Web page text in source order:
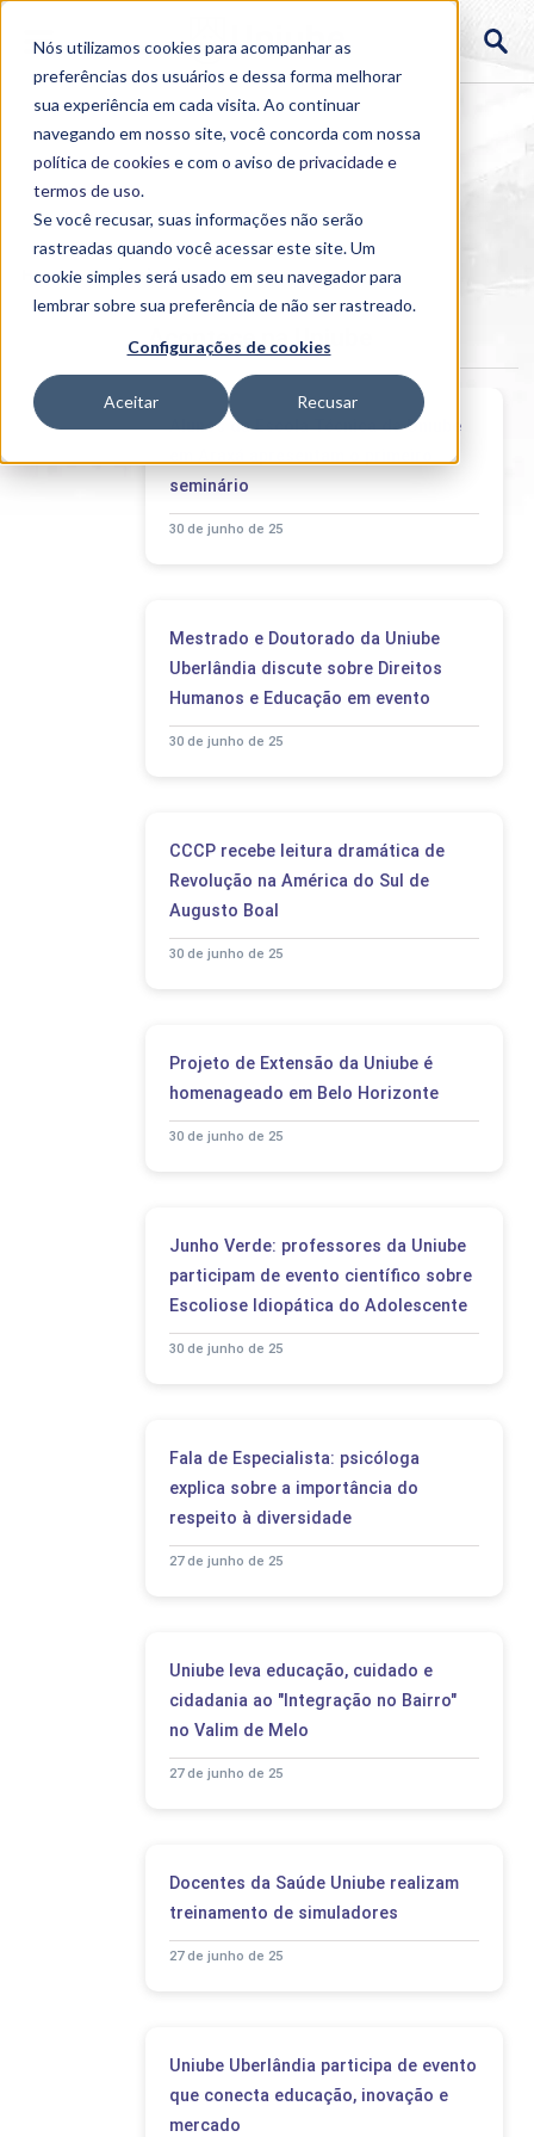
Nós utilizamos cookies para acompanhar as
preferências dos usuários e dessa forma melhorar
sua experiência em cada visita. Ao continuar
navegando em nosso site, você concorda com nossa
política de cookies e com o aviso deprivacidade e
termos de uso.
Se você recusar, suas informações não serão
rastreadas quando você acessar este site. Um
cookie simples será usado em seu navegador para
lembrar sobre sua preferência de não ser rastreado.
Configurações de cookies
Aceitar Recusar
Home > Institucional >Acontece
Acontece na Uniube
Alunos da Escola Técnica da Uniube
seminário
30 de junho de 25
Mestrado e Doutorado da Uniube
Uberlândia discute sobre Direitos
Humanos e Educação em evento
30 de junho de 25
CCCP recebe leitura dramática de
Revolução na América do Sul de
Augusto Boal
30 de junho de 25
Projeto de Extensão da Uniube é
homenageado em Belo Horizonte
30 de junho de 25
Junho Verde: professores da Uniube
participam de evento científico sobre
Escoliose Idiopática do Adolescente
30 de junho de 25
Fala de Especialista: psicóloga
explica sobre a importância do
respeito à diversidade
27 de junho de 25
Uniube leva educação, cuidado e
cidadania ao "Integração no Bairro"
no Valim de Melo
27 de junho de 25
Docentes da Saúde Uniube realizam
treinamento de simuladores
27 de junho de 25
Uniube Uberlândia participa de evento
que conecta educação, inovação e
mercado